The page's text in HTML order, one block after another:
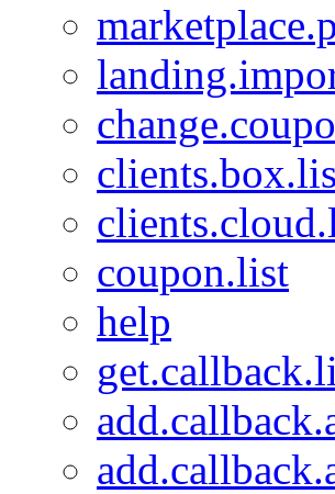
coupon.list
help